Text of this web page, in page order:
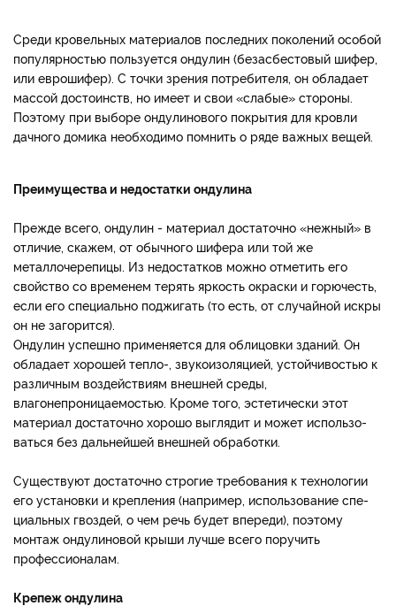
Среди кровельных матери­алов последних поколений особой
популярностью пользу­ется ондулин (безасбестовый шифер,
или еврошифер). С точки зрения потребителя, он обладает
массой достоинств, но имеет и свои «слабые» сто­роны.
Поэто­му при выборе ондулинового покрытия для кровли
дачного домика необходимо помнить о ряде важных вещей.
Преимущества и недостатки ондулина
Прежде всего, ондулин - материал достаточно «неж­ный» в
отличие, скажем, от обычного шифера или той же
металлочерепицы. Из недостатков можно от­метить его
свойство со вре­менем терять яркость окрас­ки и горючесть,
если его специально поджигать (то есть, от случайной искры
он не загорится).
Ондулин успешно применя­ется для облицовки зданий. Он
обладает хорошей тепло-, звукоизоляцией, устойчи­востью к
различным воз­действиям внешней среды,
влагонепроницаемостью. Кроме того, эстетически этот
материал достаточно хорошо выглядит и может использо­
ваться без дальнейшей внеш­ней обработки.
Суще­ствуют достаточно строгие требо­вания к тех­нологии
его установки и крепления (например, использо­вание спе­
циальных гвоздей, о чем речь будет впе­реди), поэтому
монтаж ондулиновой крыши лучше всего пору­чить
профессионалам.
Крепеж ондулина